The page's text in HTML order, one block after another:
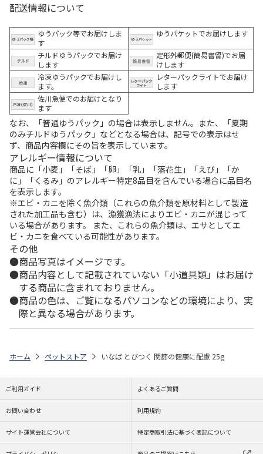
配送情報について
ゆうパック等でお届けしま
す
ゆうパケットでお届けします
チルドゆうパックでお届け
します
定形外郵便(簡易書留)でお届
けします
冷凍ゆうパックでお届けし
ます。
レターパックライトでお届け
します
佐川急便でのお届けとなり
ます
なお、「普通ゆうパック」の場合は表示しません。また、「夏期
のみチルドゆうパック」などとなる場合は、記号での表示はせ
ず、商品内容欄にその旨を表示しています。
アレルギー情報について
商品に「小麦」「そば」「卵」「乳」「落花生」「えび」「か
に」「くるみ」のアレルギー特定8品目を含んでいる場合に品目名
を表示します。
※エビ・カニを除く魚介類（これらの魚介類を原材料として製造
された加工品も含む）は、漁獲漁法によりエビ・カニが混じって
いる場合があります。 また、これらの魚介類は、エサとしてエ
ビ・カニを食べている可能性があります。
その他
商品写真はイメージです。
商品内容として記載されていない「小道具類」はお届け
する商品に含まれておりません。
商品の色は、ご覧になるパソコンなどの環境により、実
際と異なる場合があります。
ホーム ペットストア いなば とびつく 関節の健康に配慮 25g
ご利用ガイド よくあるご質問
お問い合わせ 利用規約
サイト運営会社について 特定商取引法に基づく表記について